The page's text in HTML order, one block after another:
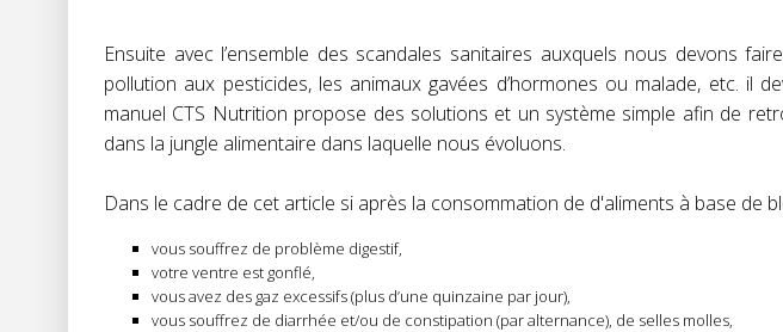
Ensuite avec l’ensemble des scandales sanitaires auxquels nous devons
pollution aux pesticides, les animaux gavées d’hormones ou malade, etc. il
manuel CTS Nutrition propose des solutions et un système simple afin de
dans la jungle alimentaire dans laquelle nous évoluons.
Dans le cadre de cet article si après la consommation de d'aliments à base de
vous souffrez de problème digestif,
votre ventre est gonflé,
vous avez des gaz excessifs (plus d’une quinzaine par jour),
vous souffrez de diarrhée et/ou de constipation (par alternance), de selles molles,